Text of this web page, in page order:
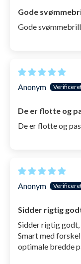
Poseidon
minimere
udtryk på
180 graders
at få sollys ind
indre, for at
dig.
Passer til
2 ekstra
tilpasses.
Kan både
Gode
Gode
Anonym
De er flotte og
De er flotte og
Anonym
Sidder rigtig
Sidder rigtig
Smart med
optimale bredde